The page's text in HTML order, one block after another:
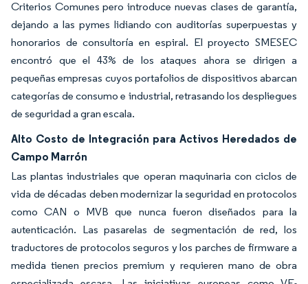
Criterios Comunes pero introduce nuevas clases de garantía,
dejando a las pymes lidiando con auditorías superpuestas y
honorarios de consultoría en espiral. El proyecto SMESEC
encontró que el 43% de los ataques ahora se dirigen a
pequeñas empresas cuyos portafolios de dispositivos abarcan
categorías de consumo e industrial, retrasando los despliegues
de seguridad a gran escala.
Alto Costo de Integración para Activos Heredados de
Campo Marrón
Las plantas industriales que operan maquinaria con ciclos de
vida de décadas deben modernizar la seguridad en protocolos
como CAN o MVB que nunca fueron diseñados para la
autenticación. Las pasarelas de segmentación de red, los
traductores de protocolos seguros y los parches de firmware a
medida tienen precios premium y requieren mano de obra